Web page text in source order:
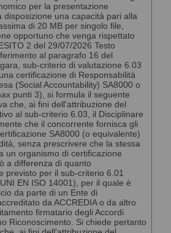
per la presentazione
disposizione una capacità pari alla
di 20 MB per singolo file,
opportuno che venga rispettato
2 del 29/07/2026 Testo
al paragrafo 16 del
sub-criterio di valutazione 6.03
certificazione di Responsabilità
(Social Accountability) SA8000 o
punti 3), si formula il seguente
che, ai fini dell'attribuzione del
al sub-criterio 6.03, il Disciplinare
che il concorrente fornisca gli
SA8000 (o equivalente)
senza prescrivere che la stessa
un organismo di certificazione
a differenza di quanto
previsto per il sub-criterio 6.01
EN ISO 14001), per il quale è
da parte di un Ente di
da ACCREDIA o da altro
firmatario degli Accordi
Riconoscimento. Si chiede pertanto